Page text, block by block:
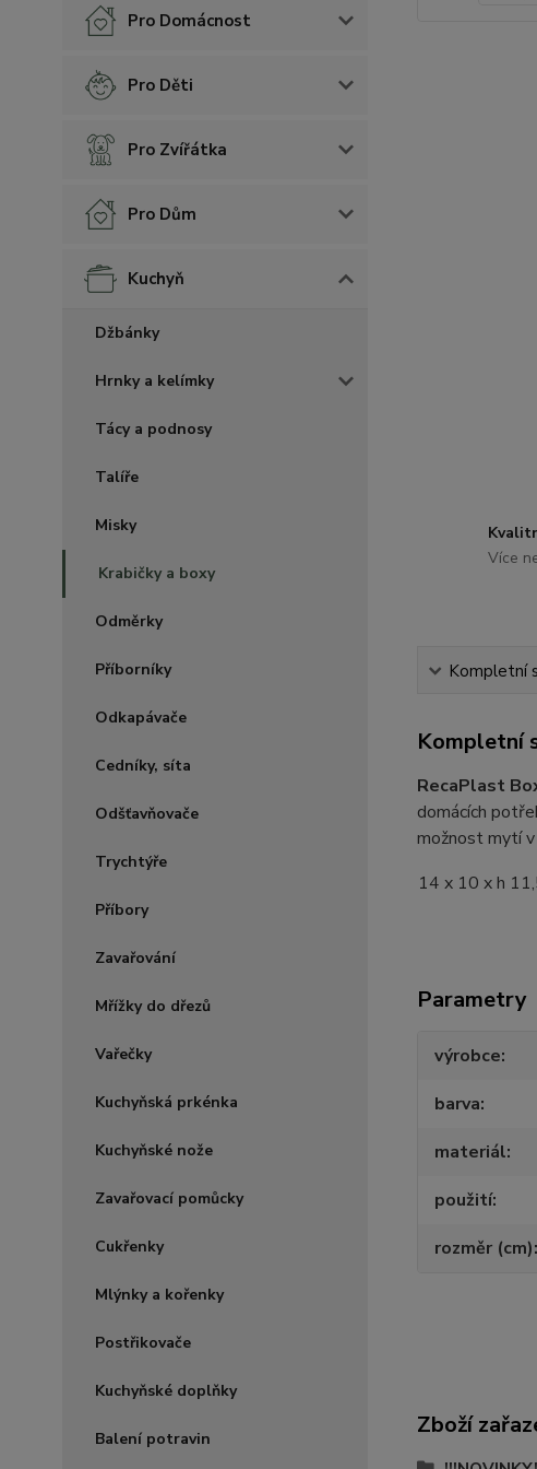
Pro Domácnost
Pro Děti
Pro Zvířátka
Pro Dům
Kuchyň
Džbánky
Hrnky a kelímky
Tácy a podnosy
Talíře
Misky
Krabičky a boxy
Odměrky
Příborníky
Odkapávače
Cedníky, síta
Odšťavňovače
Trychtýře
Příbory
Zavařování
Mřížky do dřezů
Vařečky
Kuchyňská prkénka
Kuchyňské nože
Zavařovací pomůcky
Cukřenky
Mlýnky a kořenky
Postřikovače
Kuchyňské doplňky
Balení potravin
Více
Kompletní
Kompletní
RecaPlast
domácích
možnost mytí v
14 x 10 x h
Parametry
výrobce
barva
materiál
použití
rozměr (cm)
Zboží